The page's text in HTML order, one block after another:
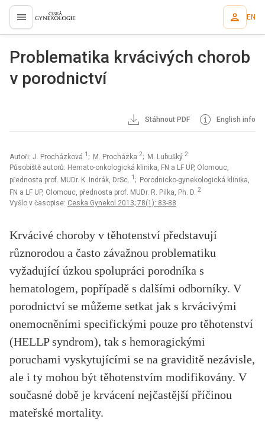
proLékaře.cz EN
Problematika krvácivých chorob
v porodnictví
Stáhnout PDF English info
Autoři: J. Procházková 1 ; M. Procházka 2; M. Lubušký 2
Působiště autorů: Hemato-onkologická klinika, FN a LF UP, Olomouc,
přednosta prof. MUDr. K. Indrák, DrSc. 1 ; Porodnicko-gynekologická klinika,
FN a LF UP, Olomouc, přednosta prof. MUDr. R. Pilka, Ph. D. 2
Vyšlo v časopise: Ceska Gynekol 2013; 78(1): 83-88
Krvácivé choroby v těhotenství představují
různorodou a často závažnou problematiku
vyžadující úzkou spolupráci porodníka s
hematologem, popřípadě s dalšími odborníky. V
porodnictví se můžeme setkat jak s krvácivými
onemocněními specifickými pouze pro těhotenství
(HELLP syndrom), tak s hemoragickými
poruchami vyskytujícími se na graviditě nezávisle,
ale i ty mohou být těhotenstvím modifikovány. V
současné době je krvácení nejčastější příčinou
mateřské mortality.